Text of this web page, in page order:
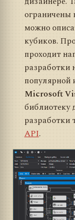
ограничены
можно
кубиков.
проходит
разработки
популярной
Microsoft
библиотеку
разработки
API.